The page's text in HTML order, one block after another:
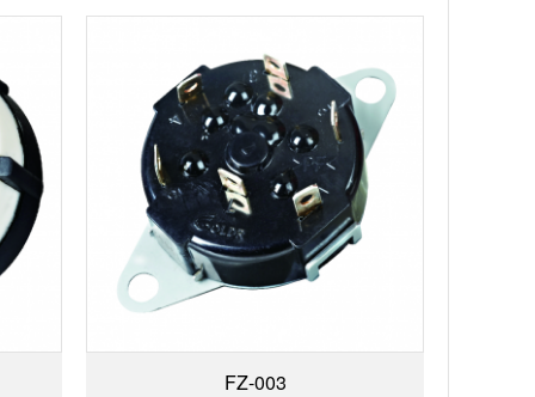
FZ-003